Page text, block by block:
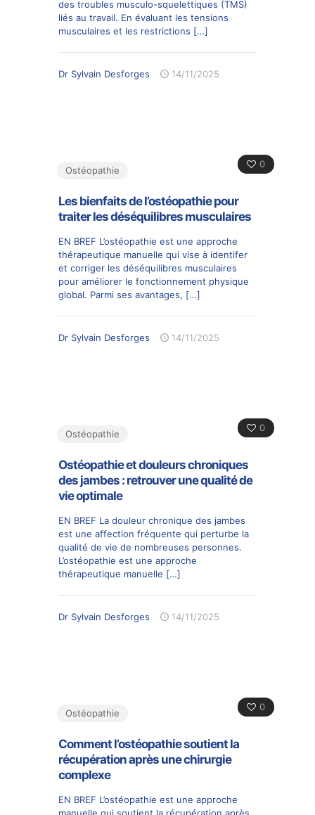
des troubles musculo-squelettiques (TMS)
liés au travail. En évaluant les tensions
musculaires et les restrictions […]
Dr Sylvain Desforges 14/11/2025
0
Ostéopathie
Les bienfaits de l’ostéopathie pour
traiter les déséquilibres musculaires
EN BREF L’ostéopathie est une approche
thérapeutique manuelle qui vise à identifer
et corriger les déséquilibres musculaires
pour améliorer le fonctionnement physique
global. Parmi ses avantages, […]
Dr Sylvain Desforges 14/11/2025
0
Ostéopathie
Ostéopathie et douleurs chroniques
des jambes : retrouver une qualité de
vie optimale
EN BREF La douleur chronique des jambes
est une affection fréquente qui perturbe la
qualité de vie de nombreuses personnes.
L’ostéopathie est une approche
thérapeutique manuelle […]
Dr Sylvain Desforges 14/11/2025
0
Ostéopathie
Comment l’ostéopathie soutient la
récupération après une chirurgie
complexe
EN BREF L’ostéopathie est une approche